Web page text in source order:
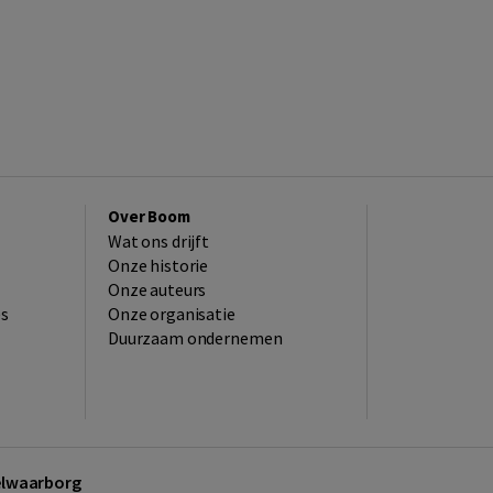
Over Boom
Wat ons drijft
Onze historie
Onze auteurs
Onze organisatie
Duurzaam ondernemen